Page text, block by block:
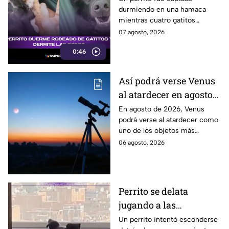
0:46
durmiendo en una hamaca
mientras cuatro gatitos
descansaban abrazados y
07 agosto, 2026
Así podrá verse Venus
al atardecer en agosto
este 2026: ¿Cuándo y
dónde observarlo
desde Puebla?
En agosto de 2026, Venus
podrá verse al atardecer como
uno de los objetos más
brillantes del cielo. Conoce la
06 agosto, 2026
Perrito se delata
jugando a las
escondidas y conquista
Un perrito intentó esconderse